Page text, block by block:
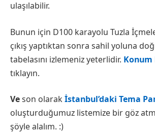
ulaşılabilir.
Bunun için D100 karayolu Tuzla
çıkış yaptıktan sonra sahil yoluna
tabelasını izlemeniz yeterlidir.
tıklayın.
Veson olarak İstanbul’daki Tema
oluşturduğumuz listemize bir göz
şöyle alalım. :)